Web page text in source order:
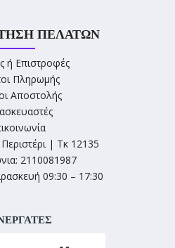
ΠΕΛΑΤΏΝ
ή Επιστροφές
Πληρωμής
Αποστολής
| Τκ 12135
2110081987
09:30 – 17:30